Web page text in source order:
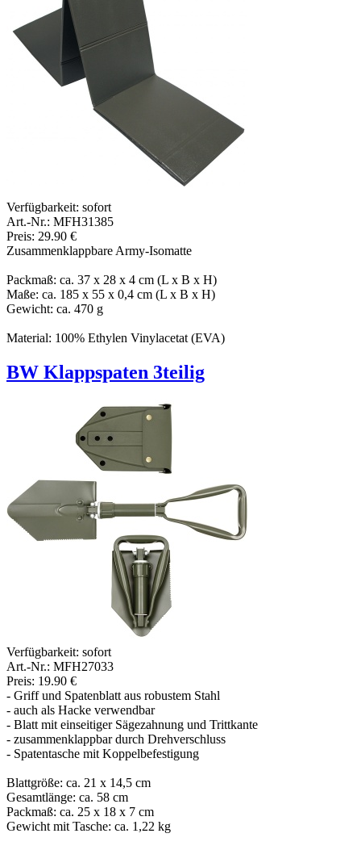
Verfügbarkeit: sofort
Art.-Nr.: MFH31385
Preis: 29.90 €
Zusammenklappbare Army-Isomatte
Packmaß: ca. 37 x 28 x 4 cm (L x B x H)
Maße: ca. 185 x 55 x 0,4 cm (L x B x H)
Gewicht: ca. 470 g
Material: 100% Ethylen Vinylacetat (EVA)
BW Klappspaten 3teilig
Verfügbarkeit: sofort
Art.-Nr.: MFH27033
Preis: 19.90 €
- Griff und Spatenblatt aus robustem Stahl
- auch als Hacke verwendbar
- Blatt mit einseitiger Sägezahnung und Trittkante
- zusammenklappbar durch Drehverschluss
- Spatentasche mit Koppelbefestigung
Blattgröße: ca. 21 x 14,5 cm
Gesamtlänge: ca. 58 cm
Packmaß: ca. 25 x 18 x 7 cm
Gewicht mit Tasche: ca. 1,22 kg